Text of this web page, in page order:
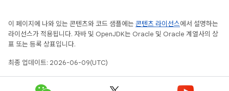
이 페이지에 나와 있는 콘텐츠와 코드 샘플에는 콘텐츠 라이선스에서 설명하는
라이선스가 적용됩니다. 자바 및 OpenJDK는 Oracle 및 Oracle 계열사의 상
표 또는 등록 상표입니다.
최종 업데이트: 2026-06-09(UTC)